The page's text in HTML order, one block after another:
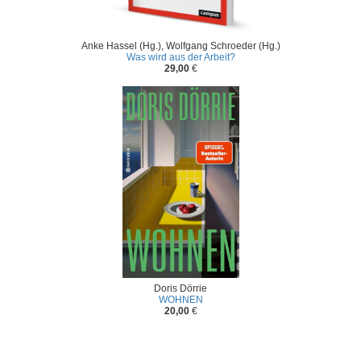
Anke Hassel (Hg.), Wolfgang Schroeder (Hg.)
Was wird aus der Arbeit?
29,00€
Doris Dörrie
WOHNEN
20,00€